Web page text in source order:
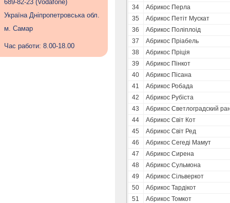
34
Абрикос Перла
35
Абрикос Петіт Мускат
36
Абрикос Поліплоід
37
Абрикос Пріабель
38
Абрикос Пріція
39
Абрикос Пінкот
40
Абрикос Пісана
41
Абрикос Робада
42
Абрикос Рубіста
43
Абрикос Светлоградский
44
Абрикос Світ Кот
45
Абрикос Світ Ред
46
Абрикос Сегеді Мамут
47
Абрикос Сирена
48
Абрикос Сульмона
49
Абрикос Сільверкот
50
Абрикос Тардікот
51
Абрикос Томкот
689-82-23 (Vodafone)
Україна Дніпропетровська обл.
м. Самар
Час работи: 8.00-18.00